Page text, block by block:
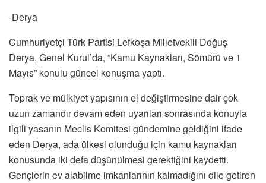
-Derya
Cumhuriyetçi Türk Partisi Lefkoşa Milletvekili Doğuş
Derya, Genel Kurul’da, “Kamu Kaynakları, Sömürü ve 1
Mayıs” konulu güncel konuşma yaptı.
Toprak ve mülkiyet yapısının el değiştirmesine dair çok
uzun zamandır devam eden uyarıları sonrasında konuyla
ilgili yasanın Meclis Komitesi gündemine geldiğini ifade
eden Derya, ada ülkesi olunduğu için kamu kaynakları
konusunda iki defa düşünülmesi gerektiğini kaydetti.
Gençlerin ev alabilme imkanlarının kalmadığını dile getiren